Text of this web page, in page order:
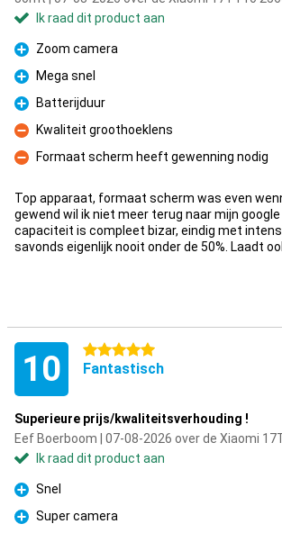
Ik raad dit product aan
Pluspunt
Zoom camera
Pluspunt
Mega snel
Pluspunt
Batterijduur
Minpunt
Kwaliteit groothoeklens
Minpunt
Formaat scherm heeft gewenning nodig
Top apparaat, formaat scherm was even
gewend wil ik niet meer terug naar mijn
capaciteit is compleet bizar, eindig met
savonds eigenlijk nooit onder de 50%. Laadt
10 5 sterren
Fantastisch
Superieure prijs/kwaliteitsverhouding !
Eef Boerboom | 07-08-2026 over de Xiaomi
Ik raad dit product aan
Pluspunt
Snel
Pluspunt
Super camera